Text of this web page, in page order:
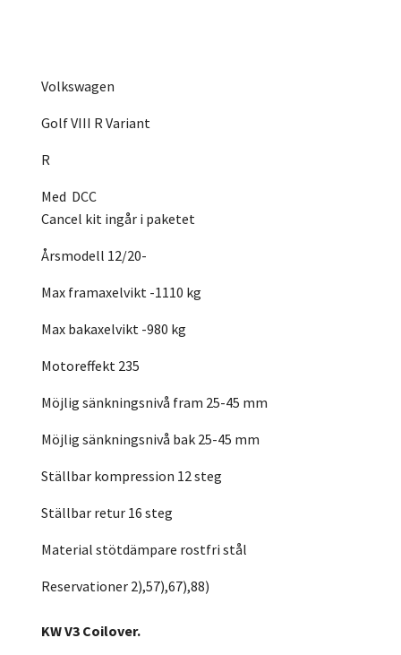
Volkswagen
Golf VIII R Variant
R
Med DCC
Cancel kit ingår i paketet
Årsmodell 12/20-
Max framaxelvikt -1110 kg
Max bakaxelvikt -980 kg
Motoreffekt 235
Möjlig sänkningsnivå fram 25-45 mm
Möjlig sänkningsnivå bak 25-45 mm
Ställbar kompression 12 steg
Ställbar retur 16 steg
Material stötdämpare rostfri stål
Reservationer 2),57),67),88)
KW V3 Coilover.